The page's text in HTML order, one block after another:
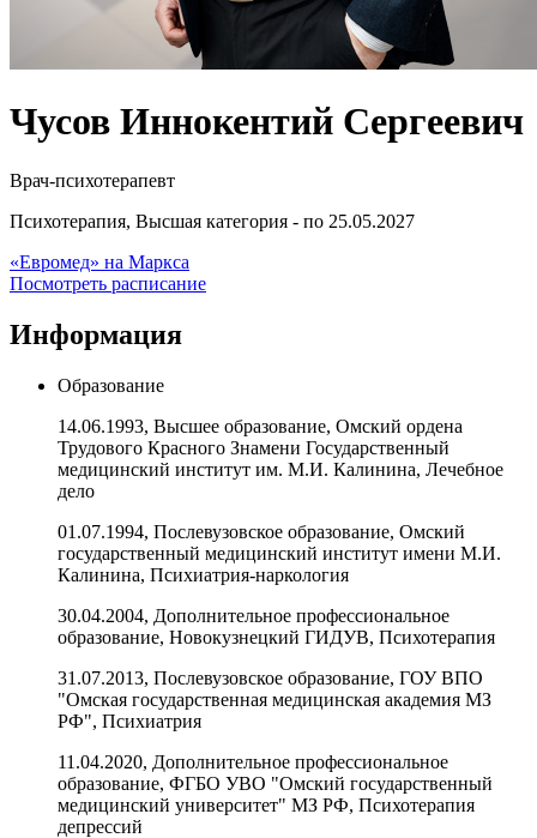
Чусов Иннокентий Сергеевич
Врач-психотерапевт
Психотерапия, Высшая категория - по 25.05.2027
«Евромед» на Маркса
Посмотреть расписание
Информация
Образование
14.06.1993, Высшее образование, Омский ордена
Трудового Красного Знамени Государственный
медицинский институт им. М.И. Калинина, Лечебное
дело
01.07.1994, Послевузовское образование, Омский
государственный медицинский институт имени М.И.
Калинина, Психиатрия-наркология
30.04.2004, Дополнительное профессиональное
образование, Новокузнецкий ГИДУВ, Психотерапия
31.07.2013, Послевузовское образование, ГОУ ВПО
"Омская государственная медицинская академия МЗ
РФ", Психиатрия
11.04.2020, Дополнительное профессиональное
образование, ФГБО УВО "Омский государственный
медицинский университет" МЗ РФ, Психотерапия
депрессий